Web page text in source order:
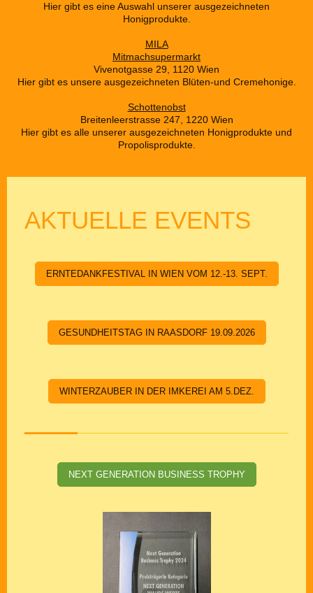
Hier gibt es eine Auswahl unserer ausgezeichneten
Honigprodukte.
MILA
Mitmachsupermarkt
Vivenotgasse 29, 1120 Wien
Hier gibt es unsere ausgezeichneten Blüten-und Cremehonige.
Schottenobst
Breitenleerstrasse 247, 1220 Wien
Hier gibt es alle unserer ausgezeichneten Honigprodukte und
Propolisprodukte.
AKTUELLE EVENTS
ERNTEDANKFESTIVAL IN WIEN VOM 12.-13. SEPT.
GESUNDHEITSTAG IN RAASDORF 19.09.2026
WINTERZAUBER IN DER IMKEREI AM 5.DEZ.
NEXT GENERATION BUSINESS TROPHY